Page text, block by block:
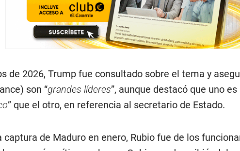
de 2026, Trump fue consultado sobre el tema y
son “grandes líderes”, aunque destacó que uno
” que el otro, en referencia al secretario de Estado.
captura de Maduro en enero, Rubio fue de los